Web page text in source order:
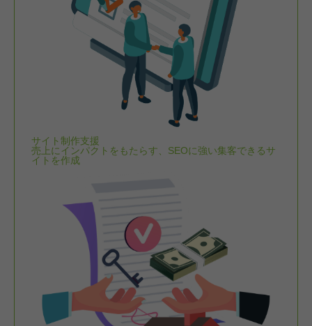
サイト制作支援
売上にインパクトをもたらす、SEOに強い集客できるサ
イトを作成